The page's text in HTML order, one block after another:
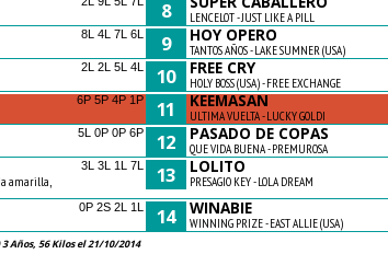
8 LENCELOT - JUST LIKE A PILL
8L 4L 7L 6L 9 HOY OPERO
TANTOS AÑOS - LAKE SUMNER (USA)
2L 2L 5L 4L 10 FREE CRY
HOLY BOSS (USA) - FREE EXCHANGE
6P 5P 4P 1P 11 KEEMASAN
ULTIMA VUELTA - LUCKY GOLDI
5L 0P 0P 6P 12 PASADO DE COPAS
QUE VIDA BUENA - PREMUROSA
amarilla,
3L 3L 1L 7L 13 LOLITO
PRESAGIO KEY - LOLA DREAM
0P 2S 2L 1L 14 WINABIE
WINNING PRIZE - EAST ALLIE (USA)
3 Años, 56 Kilos el 21/10/2014